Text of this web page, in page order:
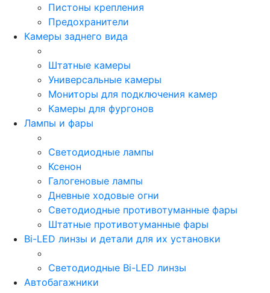
Пистоны крепления
Предохранители
Камеры заднего вида
Штатные камеры
Универсальные камеры
Мониторы для подключения камер
Камеры для фургонов
Лампы и фары
Светодиодные лампы
Ксенон
Галогеновые лампы
Дневные ходовые огни
Светодиодные противотуманные фары
Штатные противотуманные фары
Bi-LED линзы и детали для их установки
Светодиодные Bi-LED линзы
Автобагажники